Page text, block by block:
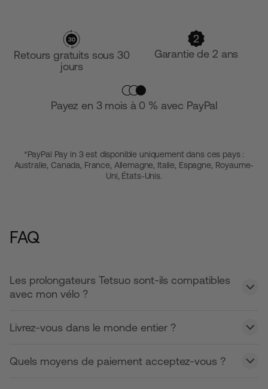
Retours gratuits sous 30
jours
Garantie de 2 ans
Payez en 3 mois à 0 % avec PayPal
*PayPal Pay in 3 est disponible uniquement dans ces pays :
Australie, Canada, France, Allemagne, Italie, Espagne, Royaume-
Uni, États-Unis.
FAQ
Les prolongateurs Tetsuo sont-ils compatibles
avec mon vélo ?
Livrez-vous dans le monde entier ?
Quels moyens de paiement acceptez-vous ?